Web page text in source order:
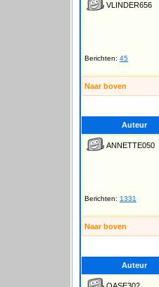
VLINDER656
Berichten: 45
Naar boven
Auteur
ANNETTE050
Berichten: 1331
Naar boven
Auteur